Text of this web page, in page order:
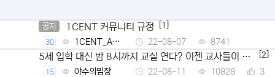
공지 1CENT 커뮤니티 규정 [1]
30
1CENT_Ad
min
22-08-07 8741
5세 입학 대신 밤 8시까지 교실 연다? 이젠 교사들이 뿔
났다
[2]
15 야수의밈장 22-08-11 10828 3